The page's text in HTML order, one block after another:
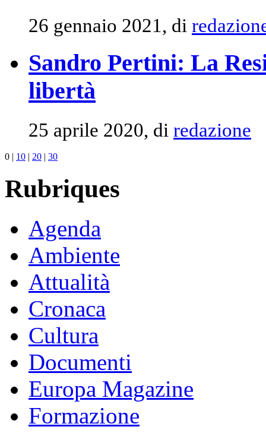
26 gennaio 2021, di
Sandro Pertini: La
libertà
25 aprile 2020, di redazione
0 | 10 | 20 | 30
Rubriques
Agenda
Ambiente
Attualità
Cronaca
Cultura
Documenti
Europa Magazine
Formazione